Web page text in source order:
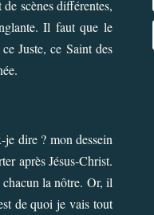
scènes différentes,
Il faut que le
Juste, ce Saint des
je dire ? mon dessein
après Jésus-Christ.
la nôtre. Or, il
de quoi je vais tout